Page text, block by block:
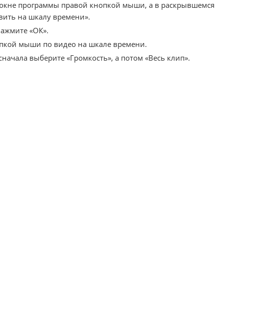
программы правой кнопкой мыши, а в раскрывшемся
на шкалу времени».
«ОК».
мыши по видео на шкале времени.
выберите «Громкость», а потом «Весь клип».